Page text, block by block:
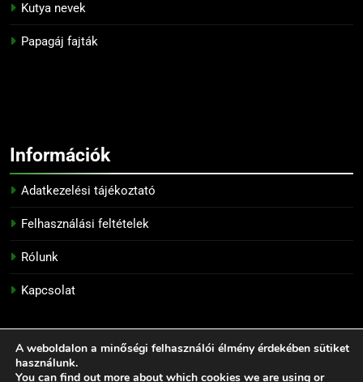
Kutya nevek
Papagáj fajták
Információk
Adatkezelési tájékoztató
Felhasználási feltételek
Rólunk
Kapcsolat
Tengerimalac fajták - Minden jog fenntartva! 2026. -
Tengerimalac, tengerimalacok, tengeri malac tartása -
A weboldalon a minőségi felhasználói élmény érdekében sütiket
használunk.
You can find out more about which cookies we are using or